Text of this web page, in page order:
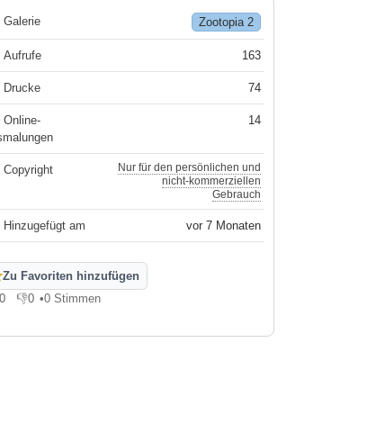
Galerie Zootopia 2
Aufrufe 163
Drucke 74
Online-
14
Copyright
Nur für den persönlichen und
nicht-kommerziellen
Gebrauch
Hinzugefügt am vor 7 Monaten
Zu Favoriten hinzufügen
0 mir
👎0
Gefällt mir nicht
•0 Stimmen